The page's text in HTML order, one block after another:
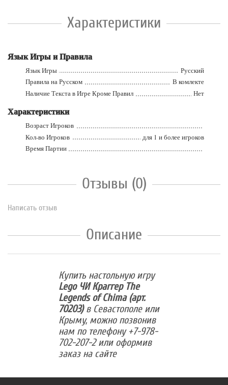
Характеристики
Язык Игры и Правила
Язык Игры
Русский
Правила на Русском
В комлекте
Наличие Текста в Игре Кроме Правил
Нет
Характеристики
Возраст Игроков
Кол-во Игроков
для 1 и более игроков
Время Партии
Отзывы (0)
Написать отзыв
Описание
Купить настольную игру
Lego ЧИ Краггер The
Legends of Chima (арт.
70203)в Севастополе или
Крыму, можно позвонив
нам по телефону +7-978-
702-207-2 или оформив
заказ на сайте